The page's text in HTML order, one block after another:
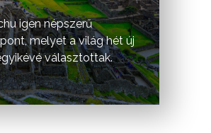
igen népszerű
melyet a világ hét új
választottak.